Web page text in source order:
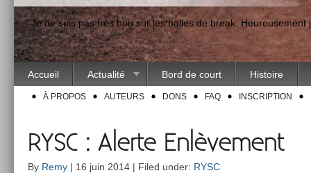
"Je ne suis pas très bon sur les balles de break.
Accueil Actualité Bord de court Histoire
À PROPOS AUTEURS DONS FAQ INSCRIPTION
RYSC : Alerte Enlèvement
By Remy | 16 juin 2014 | Filed under: RYSC